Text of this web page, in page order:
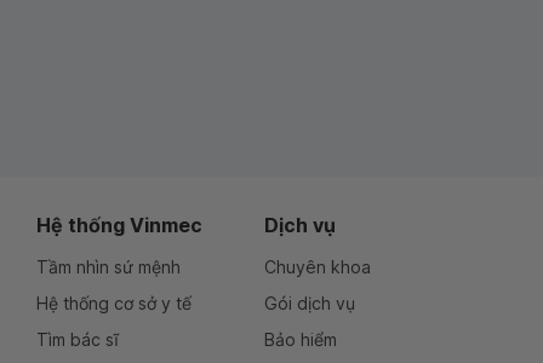
Hệ thống Vinmec
Tầm nhìn sứ mệnh
Hệ thống cơ sở y tế
Tìm bác sĩ
Dịch vụ
Chuyên khoa
Gói dịch vụ
Bảo hiểm